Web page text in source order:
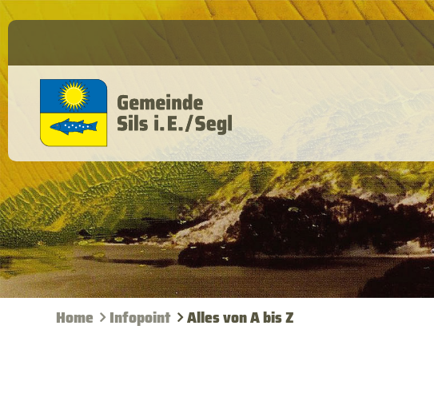
Home Infopoint Alles von A bis Z